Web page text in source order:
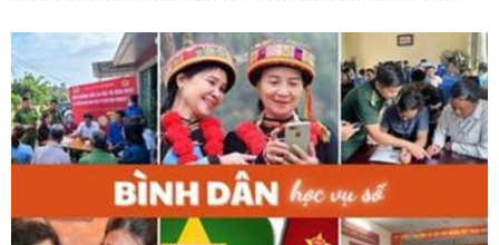
đạo của Đảng đối với công tác quản lý, phát triển vật liệu xây
dựng trong giai đoạn mới